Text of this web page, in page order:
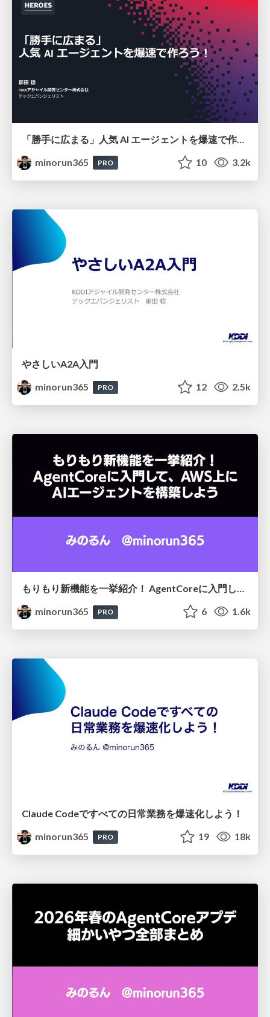
minorun365
PRO 10 3.2k
やさしいA2A入門
minorun365
PRO 12 2.5k
もりもり新機能を一挙紹介！ AgentCoreに入門して、AWS上にAIエージェントを構築しよう
minorun365
PRO 6 1.6k
Claude Codeですべての日常業務を爆速化しよう！
minorun365
PRO 19 18k